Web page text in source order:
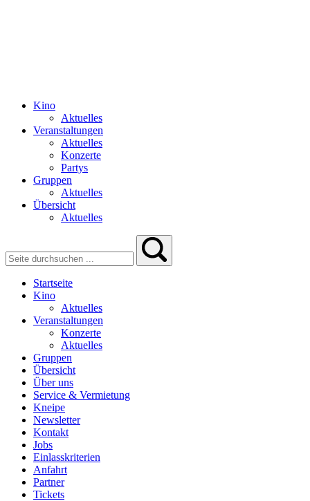
Kino
Aktuelles
Veranstaltungen
Aktuelles
Konzerte
Partys
Gruppen
Aktuelles
Übersicht
Aktuelles
Startseite
Kino
Aktuelles
Veranstaltungen
Konzerte
Aktuelles
Gruppen
Übersicht
Über uns
Service & Vermietung
Kneipe
Newsletter
Kontakt
Jobs
Einlasskriterien
Anfahrt
Partner
Tickets